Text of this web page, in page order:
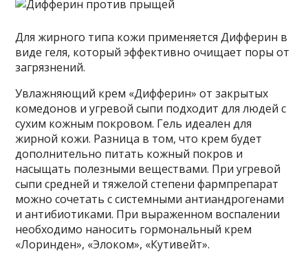
Для жирного типа кожи применяется Дифферин в
виде геля, который эффективно очищает поры от
загрязнений.
Увлажняющий крем «Дифферин» от закрытых
комедонов и угревой сыпи подходит для людей с
сухим кожным покровом. Гель идеален для
жирной кожи. Разница в том, что крем будет
дополнительно питать кожный покров и
насыщать полезными веществами. При угревой
сыпи средней и тяжелой степени фармпрепарат
можно сочетать с системными антиандрогенами
и антибиотиками. При выраженном воспалении
необходимо наносить гормональный крем
«Лоринден», «Элоком», «Кутивейт».